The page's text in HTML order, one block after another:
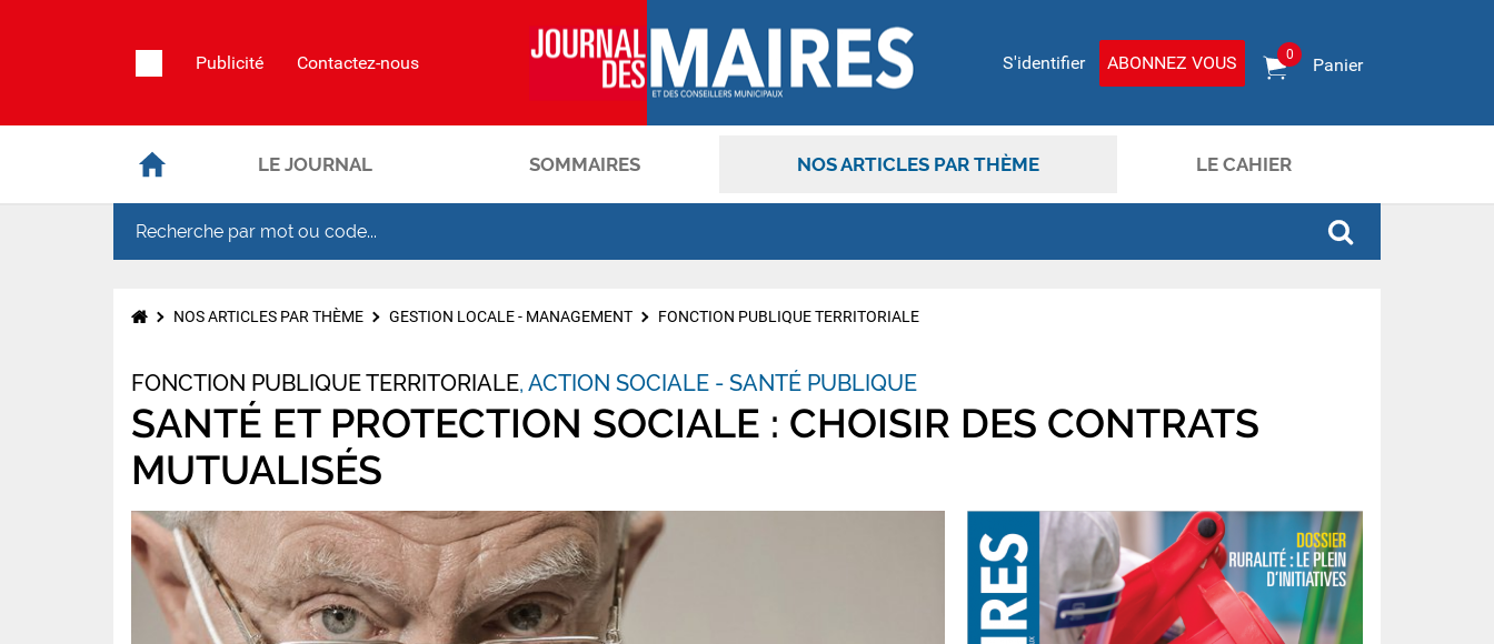
Publicité Contactez-nous S'identifier ABONNEZ VOUS Panier
0
LE JOURNAL SOMMAIRES NOS ARTICLES PAR THÈME LE CAHIER
NOS ARTICLES PAR THÈME GESTION LOCALE - MANAGEMENT FONCTION PUBLIQUE TERRITORIALE
FONCTION PUBLIQUE TERRITORIALE ACTION SOCIALE - SANTÉ PUBLIQUE
SANTÉ ET PROTECTION SOCIALE : CHOISIR DES CONTRATS
MUTUALISÉS